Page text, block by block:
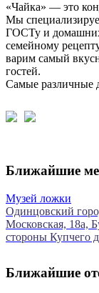
«Чайка» — это
Мы
ГОСТу и
семейному
варим самый
гостей.
Самые различные
Ближайшие
Музей ложки
Одинцовский
Московская, 18а,
стороны Купчего
Ближайшие